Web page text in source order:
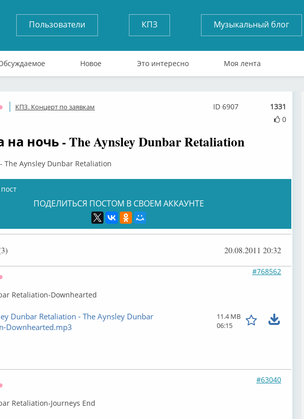
Пользователи КПЗ Музыкальный блог
Новое Это интересно Моя лента
Оффлайн
КПЗ. Концерт по заявкам
1331
0
ID 6907
ночь - The Aynsley Dunbar Retaliation
The Aynsley Dunbar Retaliation
ПОДЕЛИТЬСЯ ПОСТОМ В СВОЕМ АККАУНТЕ
20.08.2011 20:32
#768562
Retaliation-Downhearted
Dunbar Retaliation - The Aynsley Dunbar
Downhearted.mp3
11.4 MB
06:15
#63040
Retaliation-Journeys End